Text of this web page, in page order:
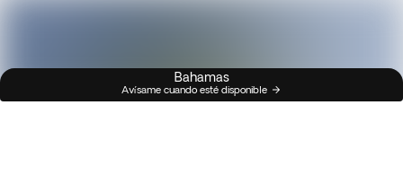
Bahamas
Avísame cuando esté disponible